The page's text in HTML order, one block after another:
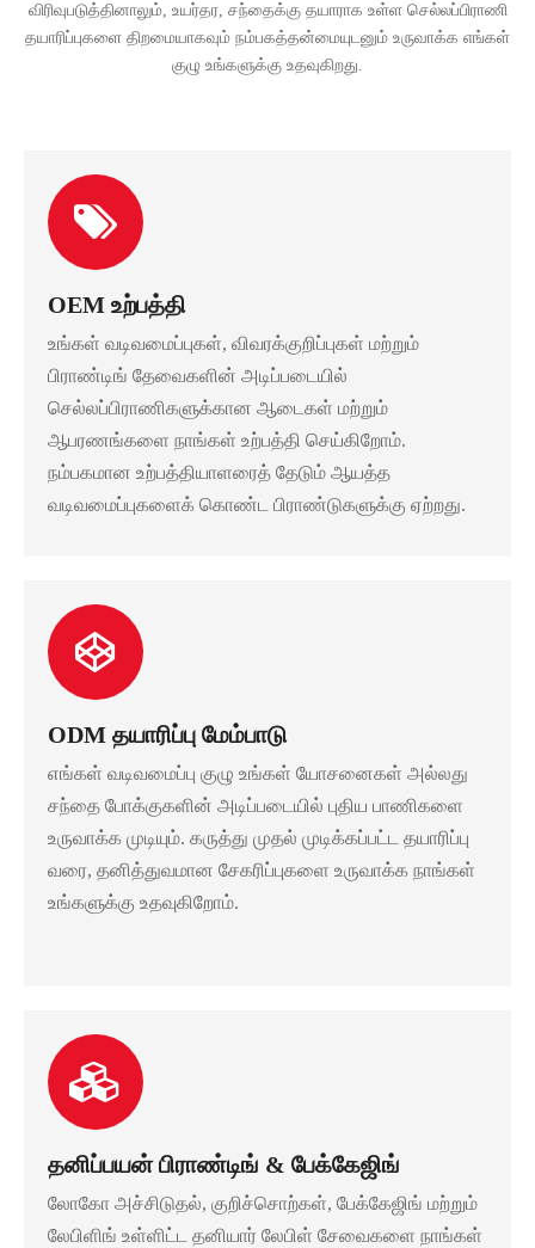
விரிவுபடுத்தினாலும், உயர்தர, சந்தைக்கு தயாராக உள்ள செல்லப்பிராணி
தயாரிப்புகளை திறமையாகவும் நம்பகத்தன்மையுடனும் உருவாக்க எங்கள்
குழு உங்களுக்கு உதவுகிறது.
OEM உற்பத்தி
உங்கள் வடிவமைப்புகள், விவரக்குறிப்புகள் மற்றும்
பிராண்டிங் தேவைகளின் அடிப்படையில்
செல்லப்பிராணிகளுக்கான ஆடைகள் மற்றும்
ஆபரணங்களை நாங்கள் உற்பத்தி செய்கிறோம்.
நம்பகமான உற்பத்தியாளரைத் தேடும் ஆயத்த
வடிவமைப்புகளைக் கொண்ட பிராண்டுகளுக்கு ஏற்றது.
ODM தயாரிப்பு மேம்பாடு
எங்கள் வடிவமைப்பு குழு உங்கள் யோசனைகள் அல்லது
சந்தை போக்குகளின் அடிப்படையில் புதிய பாணிகளை
உருவாக்க முடியும். கருத்து முதல் முடிக்கப்பட்ட தயாரிப்பு
வரை, தனித்துவமான சேகரிப்புகளை உருவாக்க நாங்கள்
உங்களுக்கு உதவுகிறோம்.
தனிப்பயன் பிராண்டிங் & பேக்கேஜிங்
லோகோ அச்சிடுதல், குறிச்சொற்கள், பேக்கேஜிங் மற்றும்
லேபிளிங் உள்ளிட்ட தனியார் லேபிள் சேவைகளை நாங்கள்